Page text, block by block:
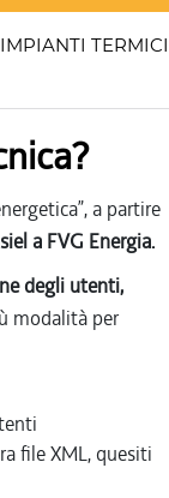
IMPIANTI TERMICI
a partire
a FVG Energia.
degli utenti,
modalità per
file XML, quesiti